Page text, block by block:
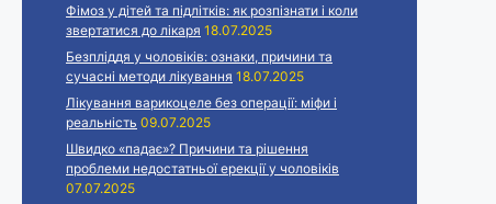
Фімоз у дітей та підлітків: як розпізнати і коли
звертатися до лікаря 18.07.2025
Безпліддя у чоловіків: ознаки, причини та
сучасні методи лікування 18.07.2025
Лікування варикоцеле без операції: міфи і
реальність 09.07.2025
Швидко «падає»? Причини та рішення
проблеми недостатньої ерекції у чоловіків
07.07.2025